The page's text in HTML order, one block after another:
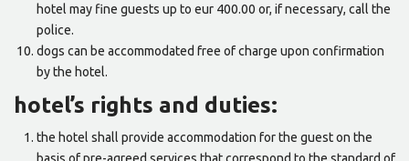
hotel may fine guests up to eur 400.00 or, if necessary, call the
police.
dogs can be accommodated free of charge upon confirmation
by the hotel.
hotel’s rights and duties:
the hotel shall provide accommodation for the guest on the